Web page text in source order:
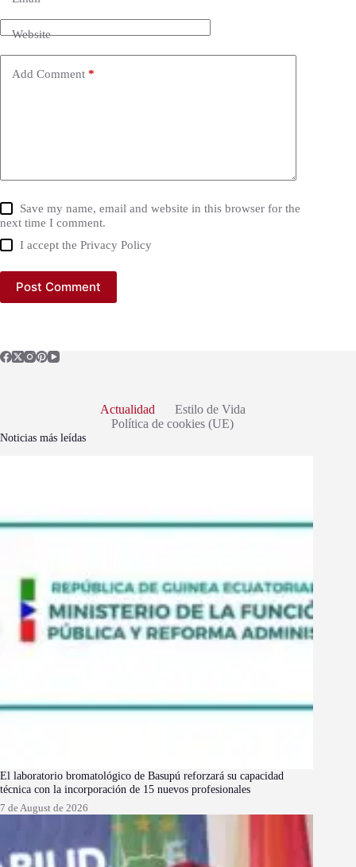
Website
Add Comment *
Save my name, email and website in this browser for the
next time I comment.
I accept thePrivacy Policy
Post Comment
Actualidad
Estilo de Vida
Política de cookies (UE)
Noticias más leídas
El laboratorio bromatológico de Basupú reforzará su capacidad
técnica con la incorporación de 15 nuevos profesionales
7 de August de 2026